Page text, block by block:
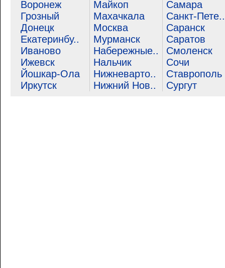
Воронеж
Грозный
Донецк
Екатеринбу..
Иваново
Ижевск
Йошкар-Ола
Иркутск
Майкоп
Махачкала
Москва
Мурманск
Набережные..
Нальчик
Нижневарто..
Нижний Нов..
Самара
Санкт-Пете..
Саранск
Саратов
Смоленск
Сочи
Ставрополь
Сургут